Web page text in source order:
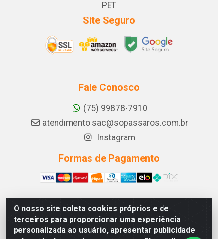
O nosso site coleta cookies próprios e de
terceiros para proporcionar uma experiência
personalizada ao usuário, apresentar publicidade
PET
Site Seguro
Fale Conosco
(75) 99878-7910
atendimento.sac@sopassaros.com.br
Instagram
Formas de Pagamento
A PINA DOS SANTOS DELEZZOTTE LTDA - RODOVIA BA
233, 27 - ZONA RURAL, ITABERABA/BA - CEP 46.880-
000 - CNPJ 30.578.948/0001-90